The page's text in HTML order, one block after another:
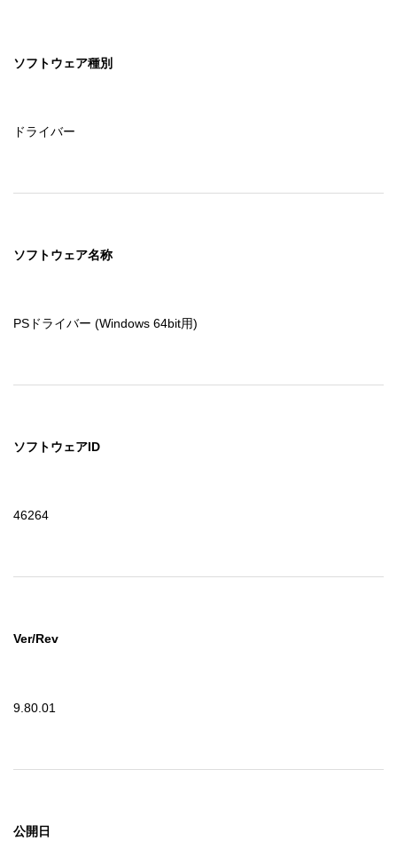
セイコーエプソン株式会社に帰属します。
ソフトウェア種別
ドライバー
ソフトウェア名称
PSドライバー (Windows 64bit用)
ソフトウェアID
46264
Ver/Rev
9.80.01
公開日